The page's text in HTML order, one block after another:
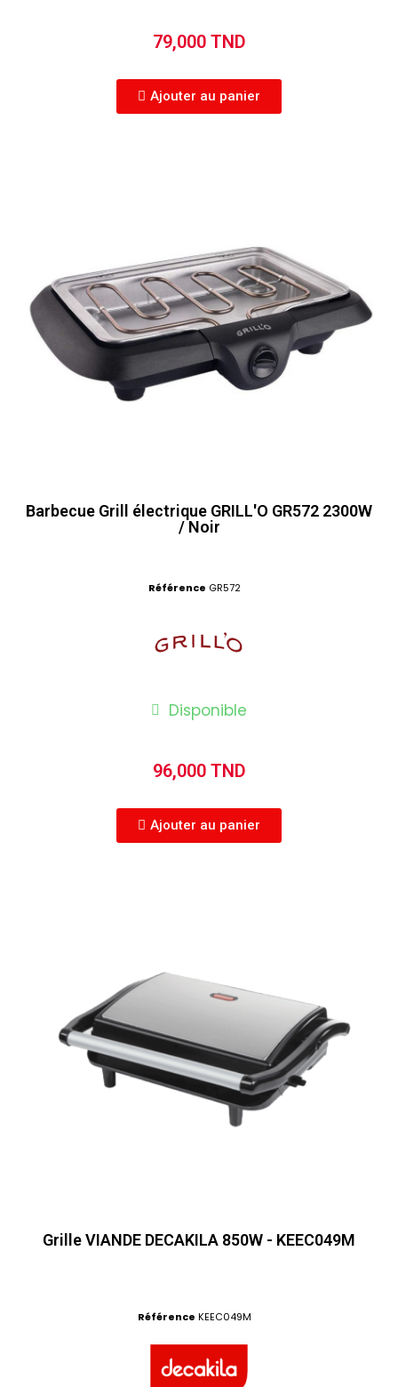
79,000 TND
Ajouter au panier
Barbecue Grill électrique GRILL'O GR572 2300W
/ Noir
Référence GR572
Disponible
96,000 TND
Ajouter au panier
Grille VIANDE DECAKILA 850W - KEEC049M
Référence KEEC049M